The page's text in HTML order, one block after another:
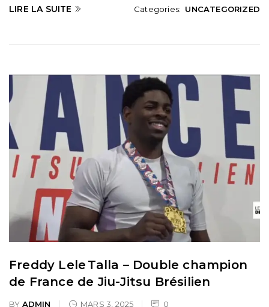
Categories: UNCATEGORIZED
LIRE LA SUITE
Freddy Lele Talla – Double champion
de France de Jiu-Jitsu Brésilien
BY ADMIN MARS 3, 2025 0